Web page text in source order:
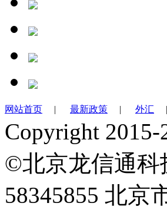
网站首页 | 最新政策 | 外汇
Copyright
©北京龙信通科
58345855 北京